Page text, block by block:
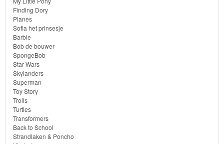
Toy
Story
Trolls
Turtles
Transformers
Back
to
Finding Dory
Planes
Sofia het prinsesje
Barbie
Bob de bouwer
SpongeBob
Star Wars
Skylanders
Superman
Toy Story
Trolls
Turtles
Transformers
Back to School
Strandlaken & Poncho